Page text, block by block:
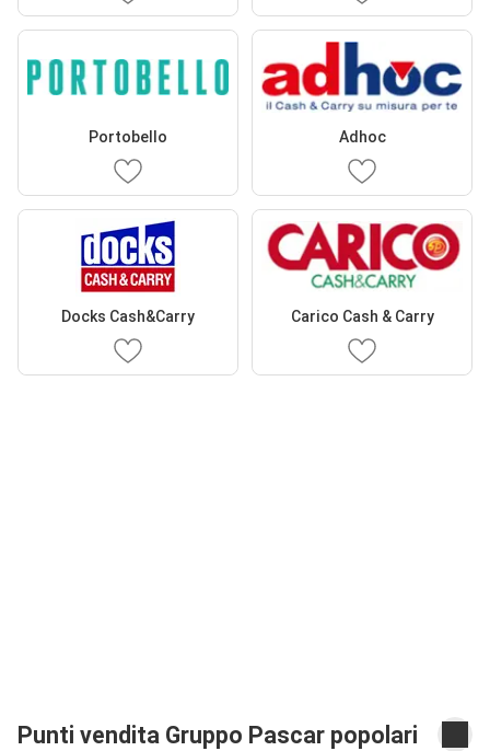
Portobello Adhoc
Docks Cash&Carry Carico Cash & Carry
Punti vendita Gruppo Pascar popolari